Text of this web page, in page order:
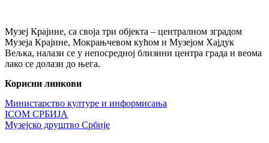
Музеј Крајине, са своја три објекта – централном зградом
Музеја Крајине, Мокрањчевом кућом и Музејом Хајдук
Вељка, налази се у непосредној близини центра града и веома
лако се долази до њега.
Корисни линкови
Министарство културе и информисања
ICOM СРБИЈА
Музејско друштво Србије